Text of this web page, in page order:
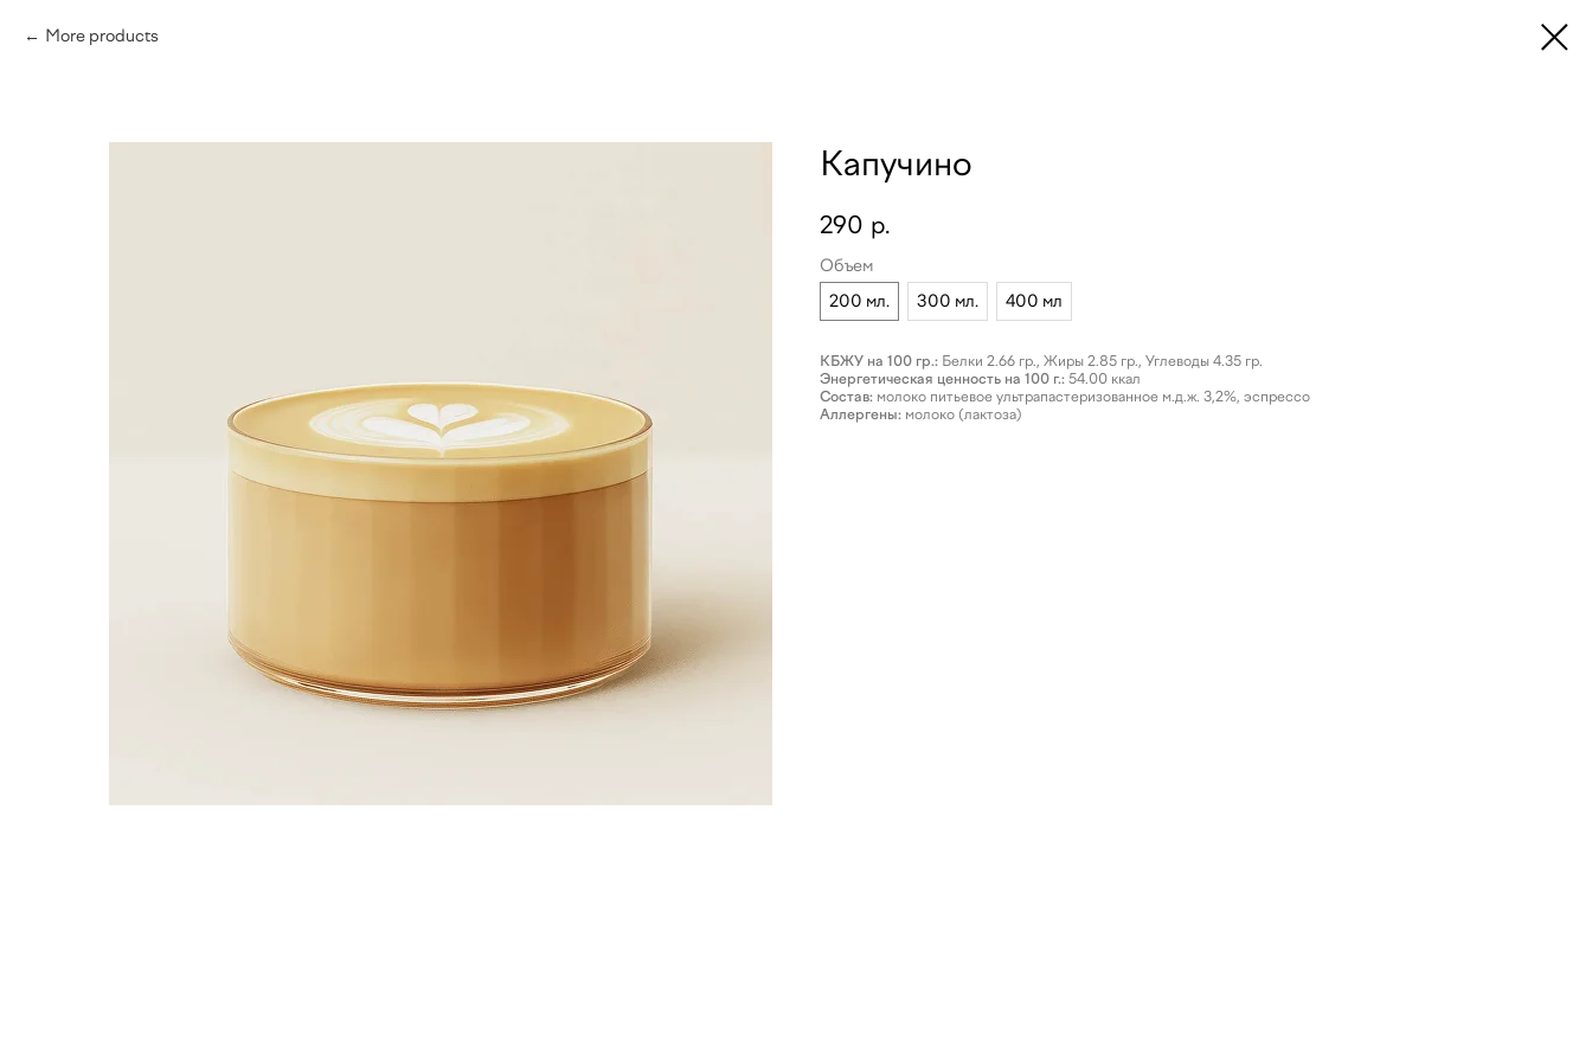
More products
Капучино
290 р.
Объем
200 мл.
300 мл. 400 мл
КБЖУ на 100 гр.: Белки 2.66 гр., Жиры 2.85 гр., Углеводы 4.35 гр.
Энергетическая ценность на 100 г.: 54.00 ккал
Состав: молоко питьевое ультрапастеризованное м.д.ж. 3,2%, эспрессо
Аллергены: молоко (лактоза)